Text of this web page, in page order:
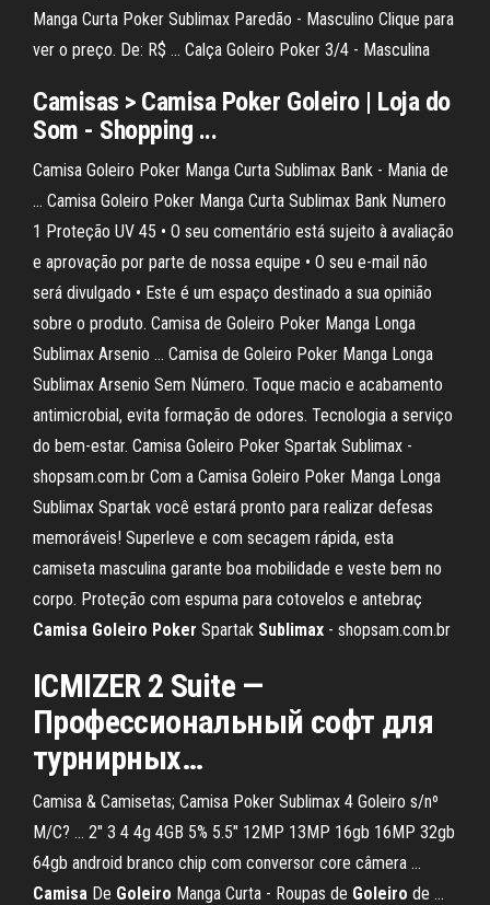
Manga Curta Poker Sublimax Paredão - Masculino Clique para
ver o preço. De: R$ ... Calça Goleiro Poker 3/4 - Masculina
Camisas > Camisa Poker Goleiro| Loja do
Som - Shopping ...
Camisa Goleiro Poker Manga Curta Sublimax Bank - Mania de
... Camisa Goleiro Poker Manga Curta Sublimax Bank Numero
1 Proteção UV 45 • O seu comentário está sujeito à avaliação
e aprovação por parte de nossa equipe • O seu e-mail não
será divulgado • Este é um espaço destinado a sua opinião
sobre o produto. Camisa de Goleiro Poker Manga Longa
Sublimax Arsenio ... Camisa de Goleiro Poker Manga Longa
Sublimax Arsenio Sem Número. Toque macio e acabamento
antimicrobial, evita formação de odores. Tecnologia a serviço
do bem-estar. Camisa Goleiro Poker Spartak Sublimax -
shopsam.com.br Com a Camisa Goleiro Poker Manga Longa
Sublimax Spartak você estará pronto para realizar defesas
memoráveis! Superleve e com secagem rápida, esta
camiseta masculina garante boa mobilidade e veste bem no
corpo. Proteção com espuma para cotovelos e antebraç
Camisa Goleiro Poker Spartak Sublimax - shopsam.com.br
ICMIZER 2 Suite —
Профессиональный софт для
турнирных…
Camisa & Camisetas; Camisa Poker Sublimax 4 Goleiro s/nº
M/C? ... 2" 3 4 4g 4GB 5% 5.5" 12MP 13MP 16gb 16MP 32gb
64gb android branco chip com conversor core câmera ...
Camisa De Goleiro Manga Curta - Roupas de Goleiro de ...